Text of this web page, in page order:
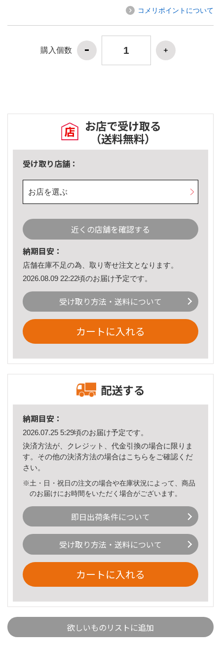
コメリポイントについて
購入個数
お店で受け取る
（送料無料）
受け取り店舗：
お店を選ぶ
近くの店舗を確認する
納期目安：
店舗在庫不足の為、取り寄せ注文となります。
2026.08.09 22:22頃のお届け予定です。
受け取り方法・送料について
カートに入れる
配送する
納期目安：
2026.07.25 5:29頃のお届け予定です。
決済方法が、クレジット、代金引換の場合に限りま
す。その他の決済方法の場合はこちら をご確認くだ
さい。
※土・日・祝日の注文の場合や在庫状況によって、商品
のお届けにお時間をいただく場合がございます。
即日出荷条件について
受け取り方法・送料について
カートに入れる
欲しいものリストに追加